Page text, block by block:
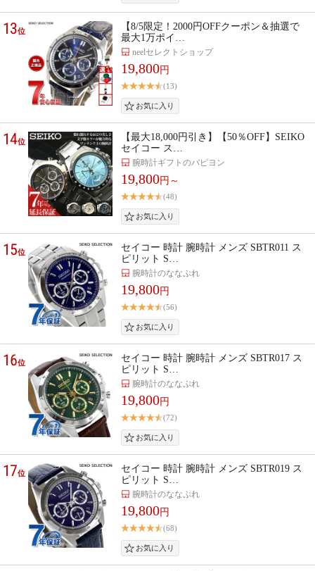
13位
【8/5限定！2000円OFFクーポン＆抽選で
最大1万ポイ…
neelセレクトショップ
19,800円
(13)
14位
【最大18,000円引き】【50％OFF】SEIKO
セイコー ス…
腕時計ギフトのパピヨン
19,800円～
(48)
15位
セイコー 時計 腕時計 メンズ SBTR011 ス
ピリット S…
腕時計のななぷれ
19,800円
(56)
16位
セイコー 時計 腕時計 メンズ SBTR017 ス
ピリット S…
腕時計のななぷれ
19,800円
(72)
17位
セイコー 時計 腕時計 メンズ SBTR019 ス
ピリット S…
腕時計のななぷれ
19,800円
(68)